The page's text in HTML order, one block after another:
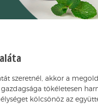
szeretnél, akkor a
tökéletesen
kölcsönöz az